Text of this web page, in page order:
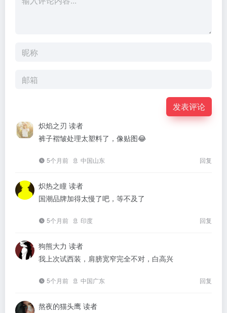
发表评论
炽焰之刃 读者
裤子褶皱处理太塑料了，像贴图😂
5个月前 中国山东 回复
炽热之瞳 读者
国潮品牌加得太慢了吧，等不及了
5个月前 印度 回复
狗熊大力 读者
我上次试西装，肩膀宽窄完全不对，白高兴
5个月前 中国广东 回复
熬夜的猫头鹰 读者